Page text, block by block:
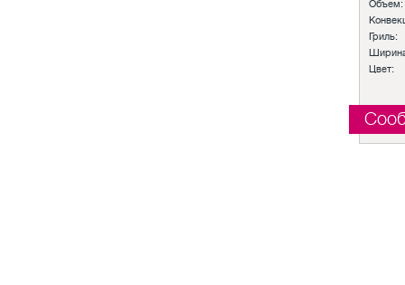
Объем:
Гриль:
Цвет: